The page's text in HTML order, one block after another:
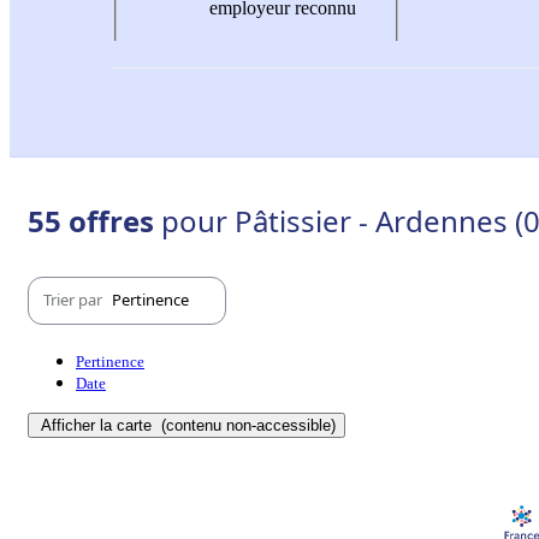
employeur reconnu
55 offres pour Pâtissier - Ardennes
Trier par Pertinence
Pertinence
Date
Afficher la carte (contenu non-accessible)